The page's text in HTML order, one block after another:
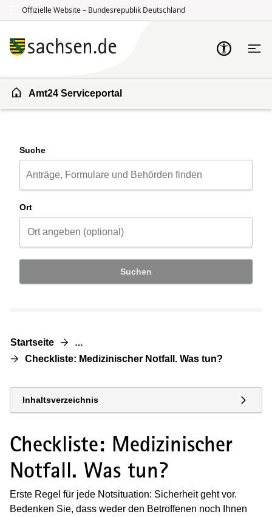
Offizielle Website – Bundesrepublik Deutschland
Amt24 Serviceportal
Suche
Ort
Suchen
Startseite …
Checkliste: Medizinischer Notfall. Was tun?
Inhaltsverzeichnis
Checkliste: Medizinischer
Notfall. Was tun?
Erste Regel für jede Notsituation: Sicherheit geht vor.
Bedenken Sie, dass weder den Betroffenen noch Ihnen